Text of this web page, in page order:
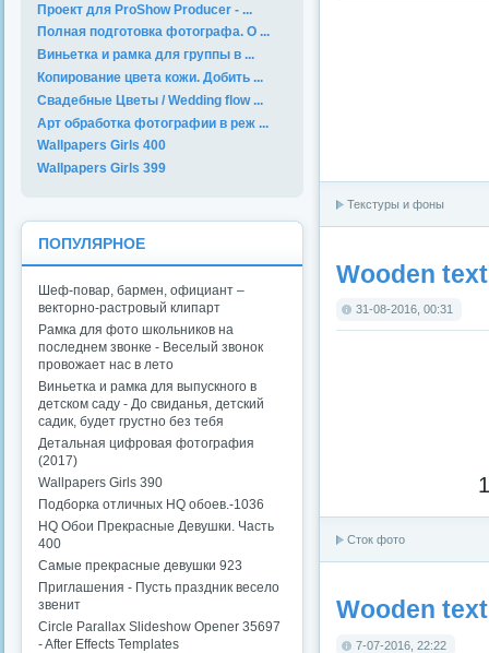
Текстуры и фоны
Wooden
31-08-2016, 00:31
Сток фото
Wooden
7-07-2016, 22:22
Проект для ProShow Producer - ...
Полная подготовка фотографа. О ...
Виньетка и рамка для группы в ...
Копирование цвета кожи. Добить ...
Свадебные Цветы / Wedding flow ...
Арт обработка фотографии в реж ...
Wallpapers Girls 400
Wallpapers Girls 399
ПОПУЛЯРНОЕ
Шеф-повар, бармен, официант –
векторно-растровый клипарт
Рамка для фото школьников на
последнем звонке - Веселый звонок
провожает нас в лето
Виньетка и рамка для выпускного в
детском саду - До свиданья, детский
садик, будет грустно без тебя
Детальная цифровая фотография
(2017)
Wallpapers Girls 390
Подборка отличных HQ обоев.-1036
HQ Обои Прекрасные Девушки. Часть
400
Самые прекрасные девушки 923
Приглашения - Пусть праздник весело
звенит
Circle Parallax Slideshow Opener 35697
- After Effects Templates